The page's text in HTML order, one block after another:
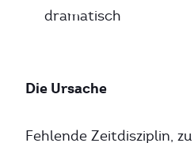
dramatisch
Die Ursache
Fehlende Zeitdisziplin,